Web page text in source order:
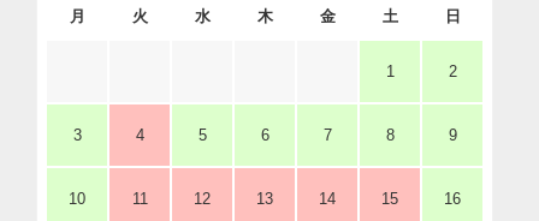
月 火 水 木 金 土 日
1 2
3 4 5 6 7 8 9
10 11 12 13 14 15 16